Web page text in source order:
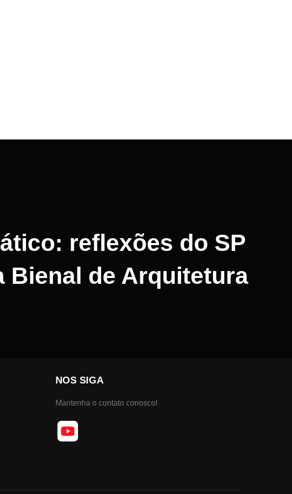
reflexões do SP
Bienal de Arquitetura
NOS SIGA
Mantenha o contato conosco!